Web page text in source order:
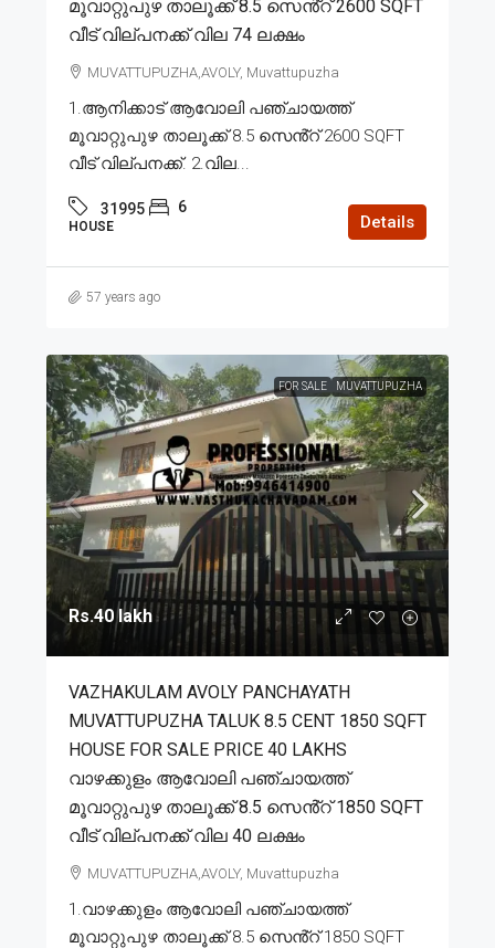
മൂവാറ്റുപുഴ താലൂക്ക് 8.5 സെൻ്റ് 2600 SQFT
വീട് വില്പനക്ക് വില 74 ലക്ഷം
MUVATTUPUZHA,AVOLY, Muvattupuzha
1.ആനിക്കാട് ആവോലി പഞ്ചായത്ത്
മൂവാറ്റുപുഴ താലൂക്ക് 8.5 സെൻ്റ് 2600 SQFT
വീട് വില്പനക്ക്. 2.വില...
31995 6
HOUSE Details
57 years ago
FOR SALE MUVATTUPUZHA
Rs.40 lakh
VAZHAKULAM AVOLY PANCHAYATH
MUVATTUPUZHA TALUK 8.5 CENT 1850 SQFT
HOUSE FOR SALE PRICE 40 LAKHS
വാഴക്കുളം ആവോലി പഞ്ചായത്ത്
മൂവാറ്റുപുഴ താലൂക്ക് 8.5 സെൻ്റ് 1850 SQFT
വീട് വില്പനക്ക് വില 40 ലക്ഷം
MUVATTUPUZHA,AVOLY, Muvattupuzha
1.വാഴക്കുളം ആവോലി പഞ്ചായത്ത്
മൂവാറ്റുപുഴ താലൂക്ക് 8.5 സെൻ്റ് 1850 SQFT